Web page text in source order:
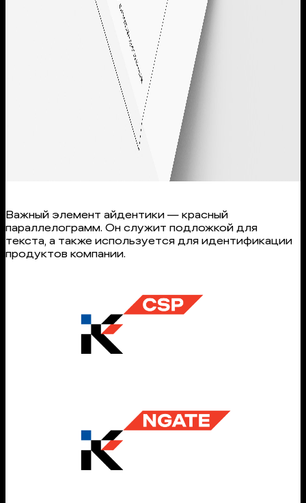
Важный элемент айдентики — красный
параллелограмм. Он служит подложкой для
текста, а также используется для идентификации
продуктов компании.